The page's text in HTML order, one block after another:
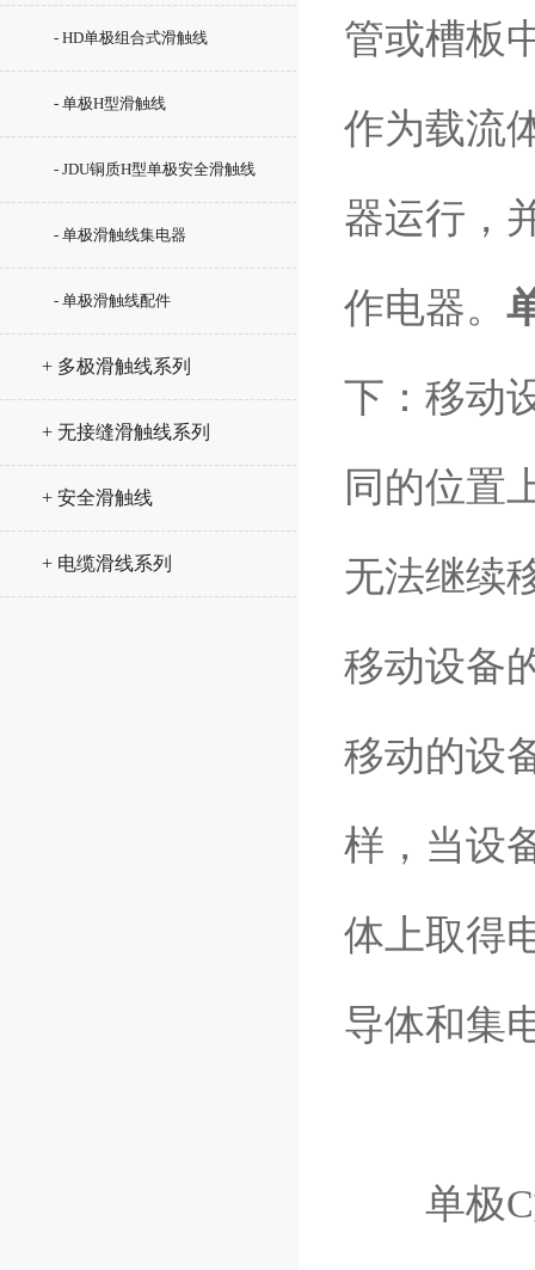
- HD单极组合式滑触线
- 单极H型滑触线
- JDU铜质H型单极安全滑触线
- 单极滑触线集电器
- 单极滑触线配件
+ 多极滑触线系列
+ 无接缝滑触线系列
+ 安全滑触线
+ 电缆滑线系列
管或槽板
作为载流
器运行，
作电器。
下：移动
同的位置
无法继续
移动设备
移动的设
样，当设
体上取得
导体和集
单极C